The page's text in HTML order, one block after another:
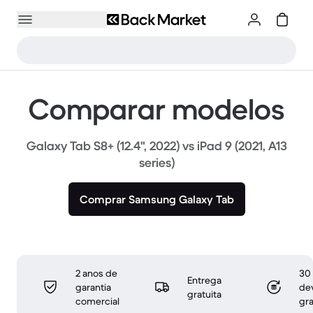
Comparar modelos
Galaxy Tab S8+ (12.4", 2022) vs iPad 9 (2021, A13
series)
Comprar Samsung Galaxy Tab
2 anos de
garantia
comercial
Entrega
gratuita
30